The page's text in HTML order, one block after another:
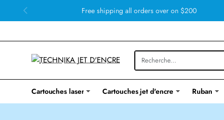
Free shipping all orders over on $200
Cartouches laser Cartouches jet d'encre Ruban